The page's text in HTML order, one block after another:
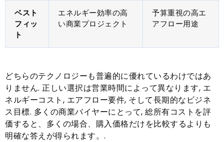
ベスト
フィッ
ト
エネルギー効率の高
い商業プロジェクト
予算重視の高エ
アフロー用途
どちらのテクノロジーも普遍的に優れているわけではあ
りません. 正しい選択は営業時間によって異なります, エ
ネルギーコスト, エアフロー要件, そして長期的なビジネ
ス目標. 多くの商業バイヤーにとって, 総所有コストを評
価すると、多くの場合、購入価格だけを比較するよりも
明確な答えが得られます。.